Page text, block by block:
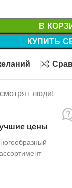
В
КУПИТЬ
люди!
цены
ассортимент